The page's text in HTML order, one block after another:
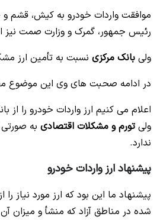
موافقت واردات خودرو به کیش، قشم و
رئیس جمهور، گمرک و وزارت صمت نیز
ولی بانک مرکزی نسبت به تأمین ارز
در ادامه صحبت های وی این موضوع
اعلام می کنیم ارز واردات خودرو را از
ولیتورم و مشکلات اقتصادی به
ندارد.
پیشنهاد ارز واردات خودرو
پیشنهاد ما این بود که ارز مورد نیاز
شده در مناطق آزاد که منشأ و